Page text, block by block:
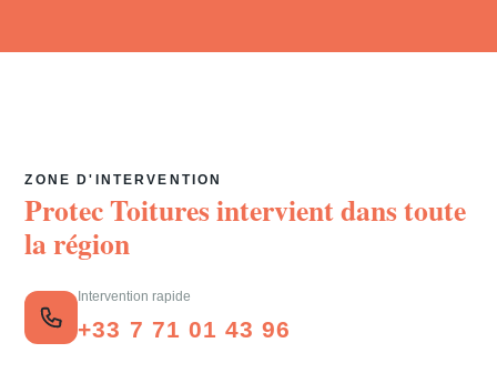
ZONE D'INTERVENTION
Protec Toitures intervient dans toute
la région
Intervention rapide
+33 7 71 01 43 96